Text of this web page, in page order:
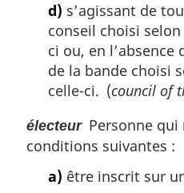
d) s’agissant de
conseil choisi
ci ou, en l’absence
de la bande choisi
celle-ci. (council of
électeurPersonne qui
conditions suivantes :
a) être inscrit sur